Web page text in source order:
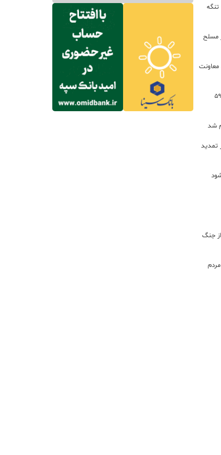
موساد و ۴ شرور مسلح
معاونت
با احداث ۵۹۸
شد
تمدید
از جنگ